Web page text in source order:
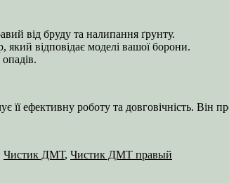
від бруду та налипання ґрунту.
відповідає моделі вашої борони.
ефективну роботу та довговічність. Він
Чистик ДМТ, Чистик ДМТ правый